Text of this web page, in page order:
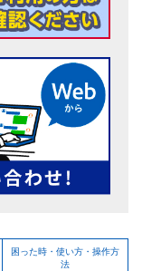
困った時・使い方・操作方
法